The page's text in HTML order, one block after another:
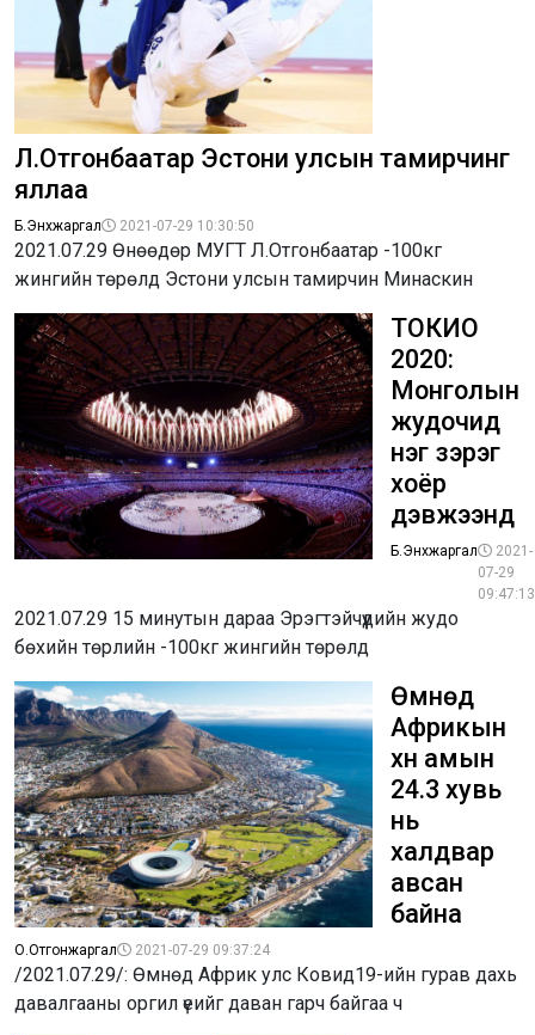
Л.Отгонбаатар Эстони улсын тамирчинг
яллаа
Б.Энхжаргал 2021-07-29 10:30:50
2021.07.29 Өнөөдөр МУГТ Л.Отгонбаатар -100кг
жингийн төрөлд Эстони улсын тамирчин Минаскин
ТОКИО
2020:
Монголын
жудочид
нэг зэрэг
хоёр
дэвжээнд
Б.Энхжаргал
2021-
07-29
09:47:13
2021.07.29 15 минутын дараа Эрэгтэйчүүдийн жудо
бөхийн төрлийн -100кг жингийн төрөлд
Өмнөд
Африкын
хүн амын
24.3 хувь
нь
халдвар
авсан
байна
О.Отгонжаргал 2021-07-29 09:37:24
/2021.07.29/: Өмнөд Африк улс Ковид19-ийн гурав дахь
давалгааны оргил үеийг даван гарч байгаа ч